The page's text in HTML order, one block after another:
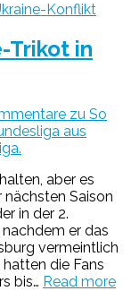
Konflikt
Trikot in
zu So
aus
aber es
Saison
in der 2.
er das
vermeintlich
die Fans
bis… Read more